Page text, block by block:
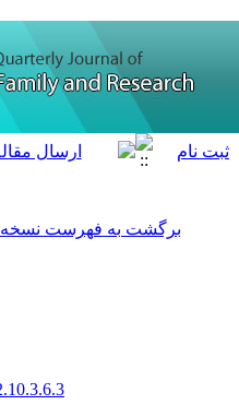
برگشت به فهرست نسخه